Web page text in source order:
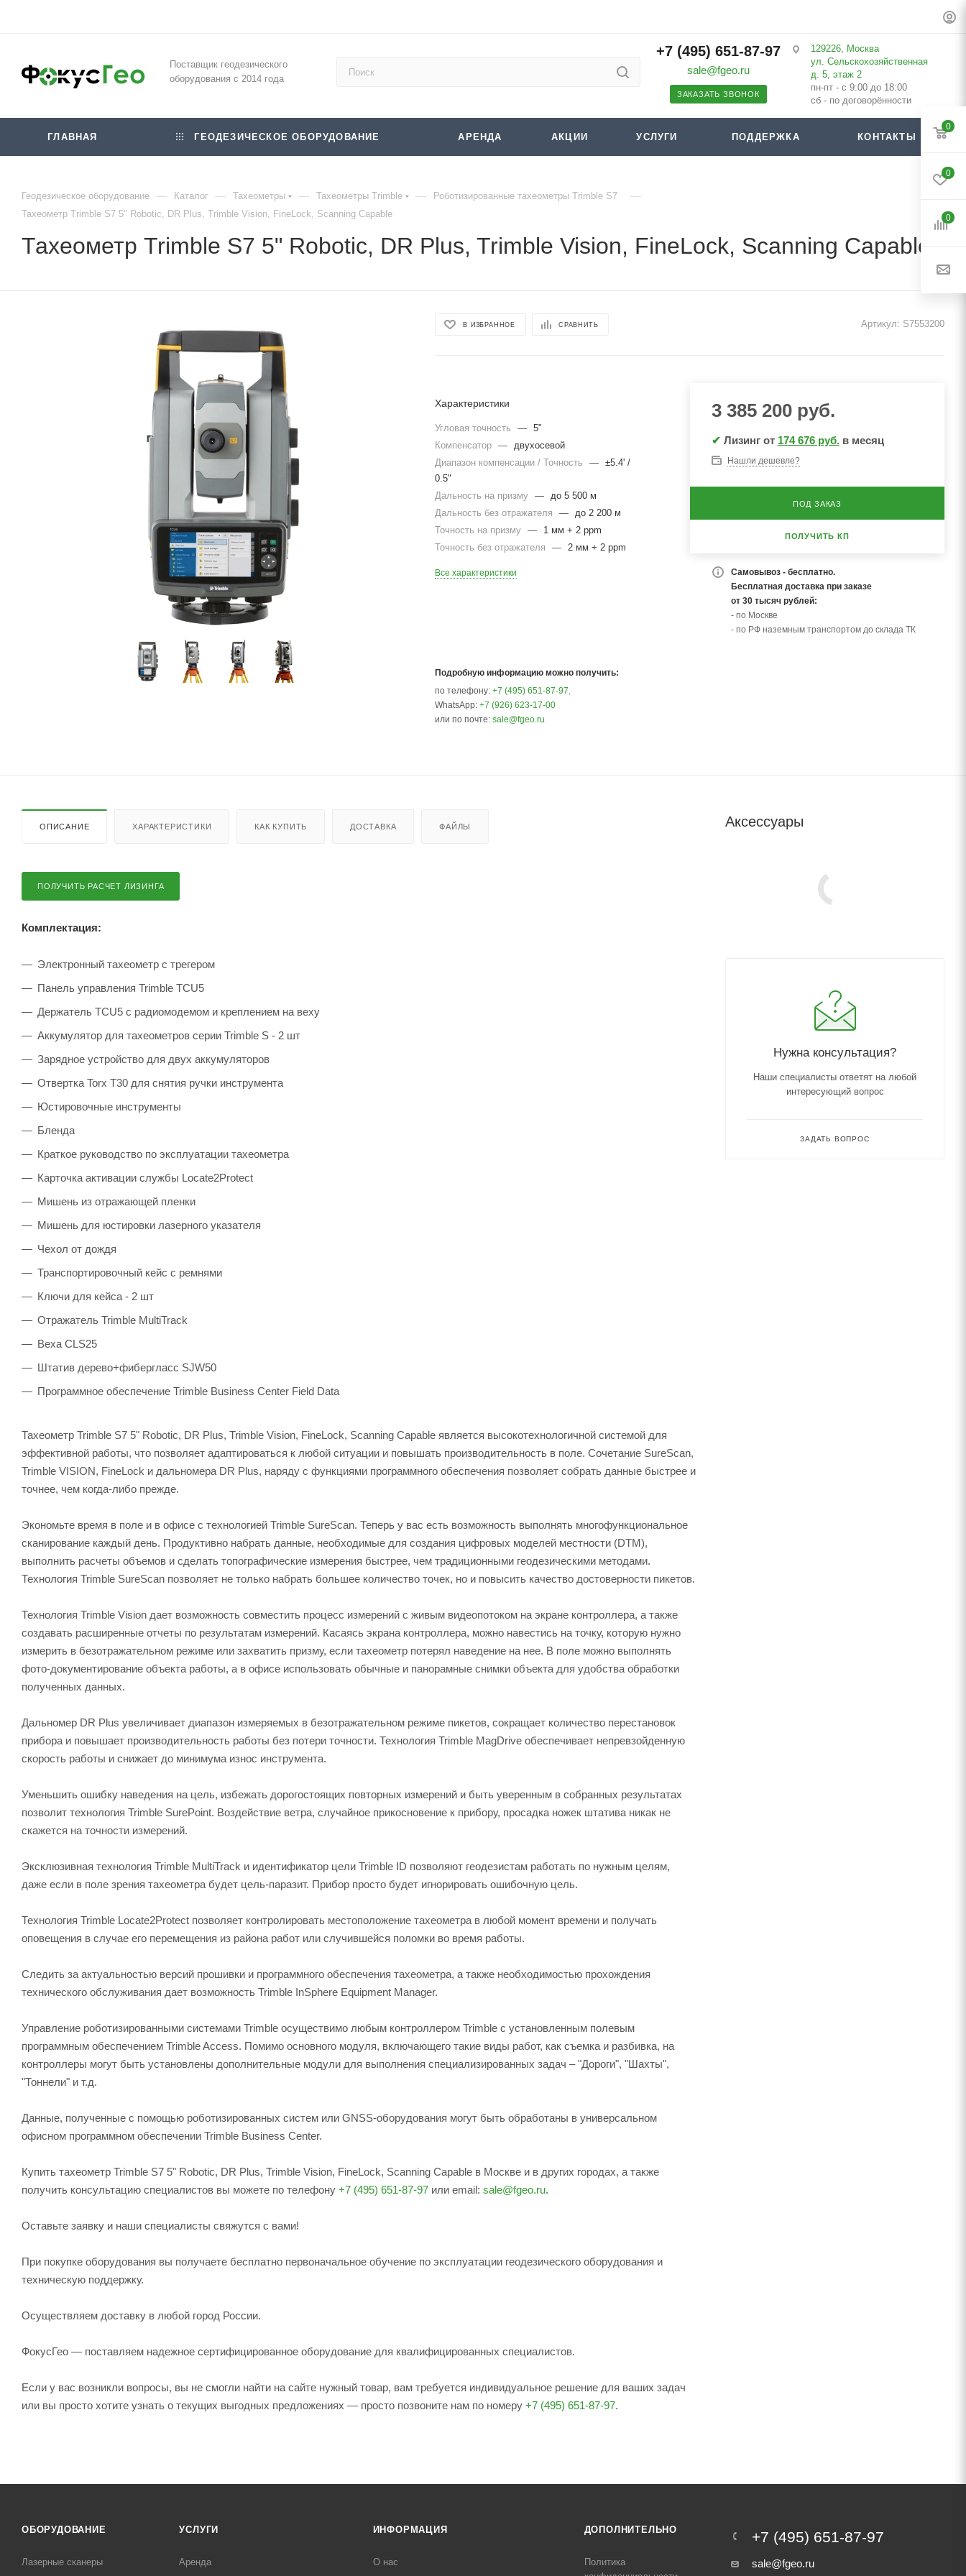
Поставщик геодезического
оборудования с 2014 года
+7 (495) 651-87-97
sale@fgeo.ru
ЗАКАЗАТЬ ЗВОНОК
129226, Москва
ул. Сельскохозяйственная
д. 5, этаж 2
пн-пт - с 9:00 до 18:00
сб - по договорённости
ГЛАВНАЯ ГЕОДЕЗИЧЕСКОЕ ОБОРУДОВАНИЕ АРЕНДА АКЦИИ УСЛУГИ ПОДДЕРЖКА КОНТАКТЫ
Геодезическое оборудование — Каталог — Тахеометры — Тахеометры Trimble — Роботизированные тахеометры Trimble S7 —
Тахеометр Trimble S7 5" Robotic, DR Plus, Trimble Vision, FineLock, Scanning Capable
Тахеометр Trimble S7 5" Robotic, DR Plus, Trimble Vision, FineLock, Scanning Capable
В ИЗБРАННОЕ СРАВНИТЬ Артикул: S7553200
Характеристики
Угловая точность —
5"
Компенсатор
—
двухосевой
Диапазон компенсации / Точность
—
±5.4' /
0.5"
Дальность на призму
—
до 5 500 м
Дальность без отражателя
—
до 2 200 м
Точность на призму
—
1 мм + 2 ppm
Точность без отражателя
— 2 мм + 2 ppm
Все характеристики
3 385 200руб.
✔ Лизинг от 174 676 руб.в месяц
Нашли дешевле?
ПОД ЗАКАЗ
ПОЛУЧИТЬ КП
Самовывоз - бесплатно.
Бесплатная доставка при заказе
от 30 тысяч рублей:
- по Москве
- по РФ наземным транспортом до склада ТК
Подробную информацию можно получить:
по телефону:+7 (495) 651-87-97,
WhatsApp:+7 (926) 623-17-00
или по почте:sale@fgeo.ru.
ОПИСАНИЕ ХАРАКТЕРИСТИКИ КАК КУПИТЬ ДОСТАВКА ФАЙЛЫ
ПОЛУЧИТЬ РАСЧЕТ ЛИЗИНГА
Комплектация:
Электронный тахеометр с трегером
Панель управления Trimble TCU5
Держатель TCU5 с радиомодемом и креплением на веху
Аккумулятор для тахеометров серии Trimble S - 2 шт
Зарядное устройство для двух аккумуляторов
Отвертка Torx T30 для снятия ручки инструмента
Юстировочные инструменты
Бленда
Краткое руководство по эксплуатации тахеометра
Карточка активации службы Locate2Protect
Мишень из отражающей пленки
Мишень для юстировки лазерного указателя
Чехол от дождя
Транспортировочный кейс с ремнями
Ключи для кейса - 2 шт
Отражатель Trimble MultiTrack
Веха CLS25
Штатив дерево+фибергласс SJW50
Программное обеспечение Trimble Business Center Field Data
Тахеометр Trimble S7 5" Robotic, DR Plus, Trimble Vision, FineLock, Scanning Capable является высокотехнологичной системой для
эффективной работы, что позволяет адаптироваться к любой ситуации и повышать производительность в поле. Сочетание SureScan,
Trimble VISION, FineLock и дальномера DR Plus, наряду с функциями программного обеспечения позволяет собрать данные быстрее и
точнее, чем когда-либо прежде.
Экономьте время в поле и в офисе с технологией Trimble SureScan. Теперь у вас есть возможность выполнять многофункциональное
сканирование каждый день. Продуктивно набрать данные, необходимые для создания цифровых моделей местности (DTM),
выполнить расчеты объемов и сделать топографические измерения быстрее, чем традиционными геодезическими методами.
Технология Trimble SureScan позволяет не только набрать большее количество точек, но и повысить качество достоверности пикетов.
Технология Trimble Vision дает возможность совместить процесс измерений с живым видеопотоком на экране контроллера, а также
создавать расширенные отчеты по результатам измерений. Касаясь экрана контроллера, можно навестись на точку, которую нужно
измерить в безотражательном режиме или захватить призму, если тахеометр потерял наведение на нее. В поле можно выполнять
фото-документирование объекта работы, а в офисе использовать обычные и панорамные снимки объекта для удобства обработки
полученных данных.
Дальномер DR Plus увеличивает диапазон измеряемых в безотражательном режиме пикетов, сокращает количество перестановок
прибора и повышает производительность работы без потери точности. Технология Trimble MagDrive обеспечивает непревзойденную
скорость работы и снижает до минимума износ инструмента.
Уменьшить ошибку наведения на цель, избежать дорогостоящих повторных измерений и быть уверенным в собранных результатах
позволит технология Trimble SurePoint. Воздействие ветра, случайное прикосновение к прибору, просадка ножек штатива никак не
скажется на точности измерений.
Эксклюзивная технология Trimble MultiTrack и идентификатор цели Trimble ID позволяют геодезистам работать по нужным целям,
даже если в поле зрения тахеометра будет цель-паразит. Прибор просто будет игнорировать ошибочную цель.
Технология Trimble Locate2Protect позволяет контролировать местоположение тахеометра в любой момент времени и получать
оповещения в случае его перемещения из района работ или случившейся поломки во время работы.
Следить за актуальностью версий прошивки и программного обеспечения тахеометра, а также необходимостью прохождения
технического обслуживания дает возможность Trimble InSphere Equipment Manager.
Управление роботизированными системами Trimble осуществимо любым контроллером Trimble с установленным полевым
программным обеспечением Trimble Access. Помимо основного модуля, включающего такие виды работ, как съемка и разбивка, на
контроллеры могут быть установлены дополнительные модули для выполнения специализированных задач – "Дороги", "Шахты",
"Тоннели" и т.д.
Данные, полученные с помощью роботизированных систем или GNSS-оборудования могут быть обработаны в универсальном
офисном программном обеспечении Trimble Business Center.
Купить тахеометр Trimble S7 5" Robotic, DR Plus, Trimble Vision, FineLock, Scanning Capable в Москве и в других городах, а также
получить консультацию специалистов вы можете по телефону +7 (495) 651-87-97 или email: sale@fgeo.ru.
Оставьте заявку и наши специалисты свяжутся с вами!
При покупке оборудования вы получаете бесплатно первоначальное обучение по эксплуатации геодезического оборудования и
техническую поддержку.
Осуществляем доставку в любой город России.
ФокусГео — поставляем надежное сертифицированное оборудование для квалифицированных специалистов.
Если у вас возникли вопросы, вы не смогли найти на сайте нужный товар, вам требуется индивидуальное решение для ваших задач
или вы просто хотите узнать о текущих выгодных предложениях — просто позвоните нам по номеру +7 (495) 651-87-97.
Аксессуары
Нужна консультация?
Наши специалисты ответят на любой
интересующий вопрос
ЗАДАТЬ ВОПРОС
ОБОРУДОВАНИЕ
Лазерные сканеры
УСЛУГИ
Аренда
ИНФОРМАЦИЯ
О нас
ДОПОЛНИТЕЛЬНО
Политика
+7 (495) 651-87-97
sale@fgeo.ru
0
0
0